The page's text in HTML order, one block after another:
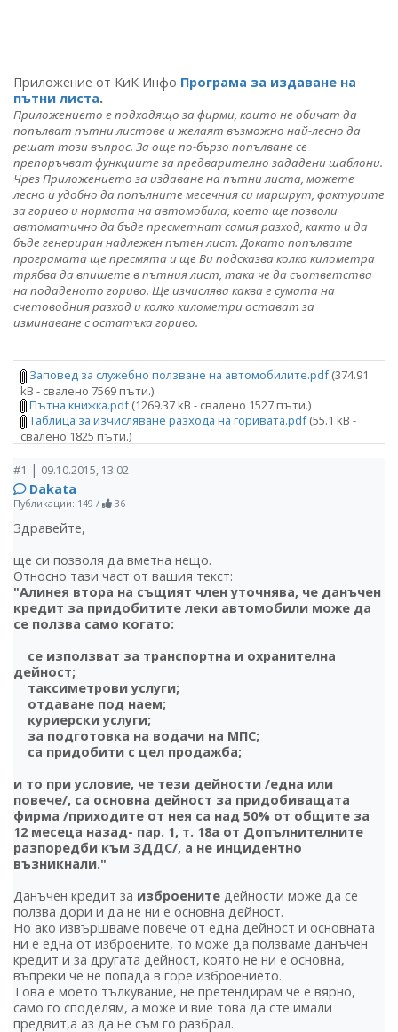
Приложение от КиК Инфо Програма за издаване на
пътни листа.
Приложението е подходящо за фирми, които не обичат да
попълват пътни листове и желаят възможно най-лесно да
решат този въпрос. За още по-бързо попълване се
препоръчват функциите за предварително зададени шаблони.
Чрез Приложението за издаване на пътни листа, можете
лесно и удобно да попълните месечния си маршрут, фактурите
за гориво и нормата на автомобила, което ще позволи
автоматично да бъде пресметнат самия разход, както и да
бъде генериран надлежен пътен лист. Докато попълвате
програмата ще пресмята и ще Ви подсказва колко километра
трябва да впишете в пътния лист, така че да съответства
на подаденото гориво. Ще изчислява каква е сумата на
счетоводния разход и колко километри остават за
изминаване с остатъка гориво.
Заповед за служебно ползване на автомобилите.pdf(374.91
kB - свалено 7569 пъти.)
Пътна книжка.pdf(1269.37 kB - свалено 1527 пъти.)
Таблица за изчисляване разхода на горивата.pdf(55.1 kB -
свалено 1825 пъти.)
#1 | 09.10.2015, 13:02
Dakata
Публикации: 149 / 36
Здравейте,
ще си позволя да вметна нещо.
Относно тази част от вашия текст:
"Алинея втора на същият член уточнява, че данъчен
кредит за придобитите леки автомобили може да
се ползва само когато:
се използват за транспортна и охранителна
дейност;
таксиметрови услуги;
отдаване под наем;
куриерски услуги;
за подготовка на водачи на МПС;
са придобити с цел продажба;
и то при условие, че тези дейности /една или
повече/, са основна дейност за придобиващата
фирма /приходите от нея са над 50% от общите за
12 месеца назад- пар. 1, т. 18а от Допълнителните
разпоредби към ЗДДС/, а не инцидентно
възникнали."
Данъчен кредит за изброените дейности може да се
ползва дори и да не ни е основна дейност.
Но ако извършваме повече от една дейност и основната
ни е една от изброените, то може да ползваме данъчен
кредит и за другата дейност, която не ни е основна,
въпреки че не попада в горе изброението.
Това е моето тълкувание, не претендирам че е вярно,
само го споделям, а може и вие това да сте имали
предвит,а аз да не съм го разбрал.